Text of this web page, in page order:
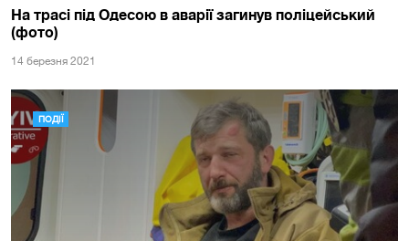
На трасі під Одесою в аварії загинув поліцейський
(фото)
14 березня 2021
ПОДІЇ